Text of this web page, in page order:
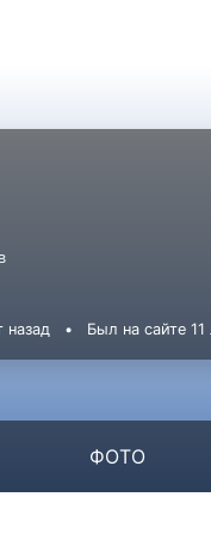
назад • Был на сайте 11
ФОТО